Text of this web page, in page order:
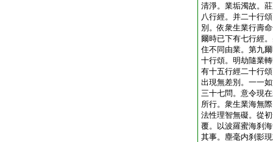
清淨。業垢濁故。
八行經。并二十行
別。依衆生業行壽
爾時已下有七行經
住不同由業。第九
十行頌。明劫隨業
有十五行經二十行
出現無差別。一一
三十七問。意令現
所行。衆生業海無
法性理智無礙。從
覆。以波羅蜜海刹
其事。塵毫内刹影